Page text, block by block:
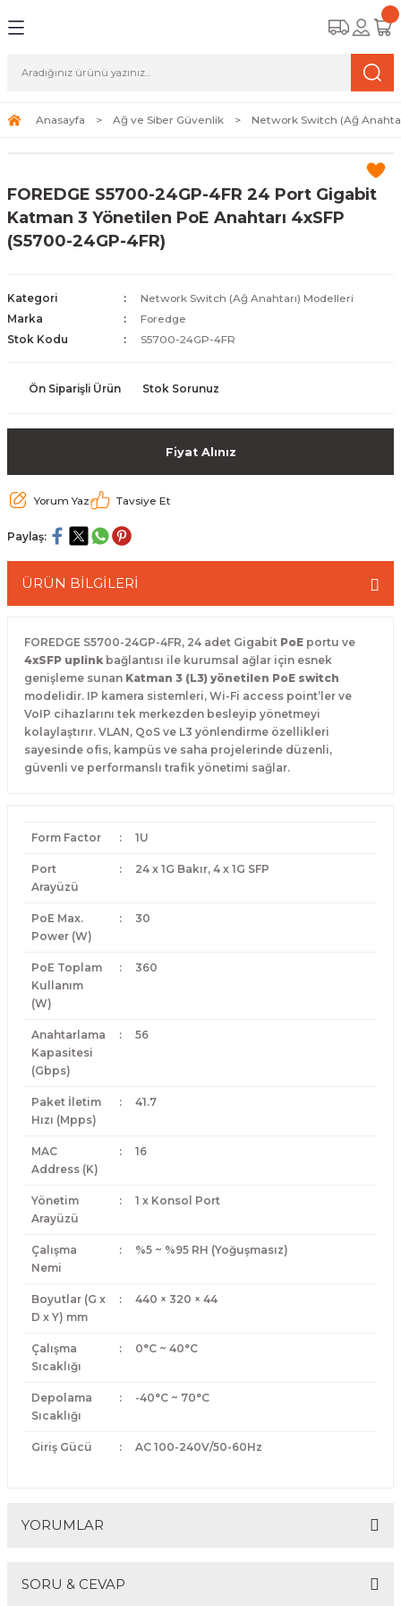
Sistemleri
Sistemleri (Network Kameraları)
ve Depolama Çözümleri
ve Bağlantı Kabloları
Kamera Lisansları
Güvenlik
Duvarı) Cihazları
Ağ Yönlendiricileri
Fi) ve Access Point Ürünleri
Antivirüs Yazılımları
ve Depolama Ürünleri
SSD
Kurtarma
Merkezi Altyapısı
Anasayfa Ağ ve Siber Güvenlik Network Switch (Ağ
FOREDGE S5700-24GP-4FR 24 Port Gigabit
Katman 3 Yönetilen PoE Anahtarı 4xSFP
(S5700-24GP-4FR)
Kategori
Network Switch (Ağ Anahtarı) Modelleri
Marka
Foredge
Stok Kodu
S5700-24GP-4FR
Ön Siparişli Ürün Stok Sorunuz
Fiyat Alınız
Yorum Yaz Tavsiye Et
Paylaş:
ÜRÜN BİLGİLERİ
FOREDGE S5700-24GP-4FR, 24 adet Gigabit PoE portu ve
4xSFP uplinkbağlantısı ile kurumsal ağlar için esnek
genişleme sunan Katman 3 (L3) yönetilen PoE switch
modelidir. IP kamera sistemleri, Wi-Fi access point’ler ve
VoIP cihazlarını tek merkezden besleyip yönetmeyi
kolaylaştırır. VLAN, QoS ve L3 yönlendirme özellikleri
sayesinde ofis, kampüs ve saha projelerinde düzenli,
güvenli ve performanslı trafik yönetimi sağlar.
Form Factor : 1U
Port
Arayüzü
: 24 x 1G Bakır, 4 x 1G SFP
PoE Max.
Power (W)
: 30
PoE Toplam
Kullanım
(W)
: 360
Anahtarlama
Kapasitesi
(Gbps)
: 56
Paket İletim
Hızı (Mpps)
: 41.7
MAC
Address (K)
: 16
Yönetim
Arayüzü
: 1 x Konsol Port
Çalışma
Nemi
: %5 ~ %95 RH (Yoğuşmasız)
Boyutlar (G x
D x Y) mm
: 440 × 320 × 44
Çalışma
Sıcaklığı
: 0°C ~ 40°C
Depolama
Sıcaklığı
: -40°C ~ 70°C
Giriş Gücü : AC 100-240V/50-60Hz
YORUMLAR
SORU & CEVAP